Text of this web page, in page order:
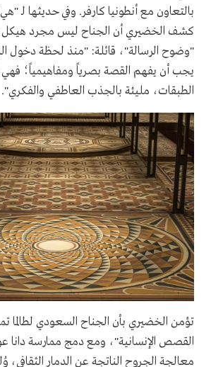
بالتعاون مع أنطونيا كارفر. وفي حديثها لـ "هي"
كشف الخضيري أن الجناح ليس مجرد هيكل، بل
"وضوح الرسالة"، قائلة: "منذ لحظة دخول
يجب أن يفهم القصة بصرياً ومفاهيمياً؛ فهي
الطبقات، مليئة بالجذب العاطفي والفكري".
تؤمن الخضيري بأن الجناح السعودي لطالما
القصص الإنسانية"، ومع دمج ممارسة دانا
معالجة الجروح الناتجة عن الدمار الثقافي،